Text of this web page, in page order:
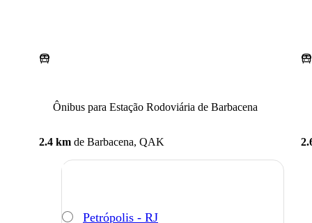
Ônibus para Estação Rodoviária de Barbacena
2.4 km de Barbacena, QAK
Petrópolis - RJ